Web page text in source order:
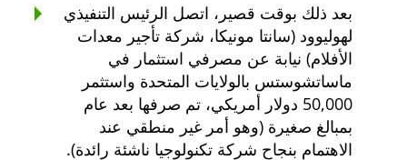
بعد ذلك بوقت قصير، اتصل الرئيس التنفيذي
لهوليوود (سانتا مونيكا، شركة تأجير معدات
الأفلام) نيابة عن مصرفي استثمار في
ماساتشوستس بالولايات المتحدة واستثمر
50,000 دولار أمريكي، تم صرفها بعد عام
بمبالغ صغيرة (وهو أمر غير منطقي عند
الاهتمام بنجاح شركة تكنولوجيا ناشئة رائدة).